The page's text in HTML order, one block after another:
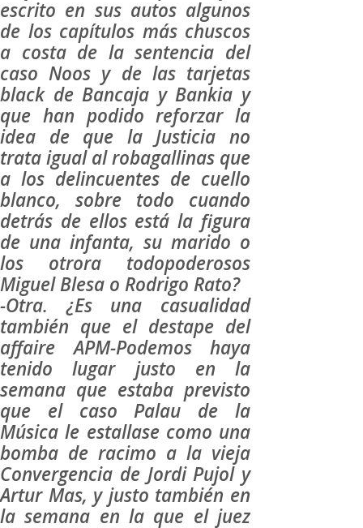
escrito en sus autos algunos
de los capítulos más chuscos
a costa de la sentencia del
caso Noos y de las tarjetas
black de Bancaja y Bankia y
que han podido reforzar la
idea de que la Justicia no
trata igual al robagallinas que
a los delincuentes de cuello
blanco, sobre todo cuando
detrás de ellos está la figura
de una infanta, su marido o
los otrora todopoderosos
Miguel Blesa o Rodrigo Rato?
-Otra. ¿Es una casualidad
también que el destape del
affaire APM-Podemos haya
tenido lugar justo en la
semana que estaba previsto
que el caso Palau de la
Música le estallase como una
bomba de racimo a la vieja
Convergencia de Jordi Pujol y
Artur Mas, y justo también en
la semana en la que el juez